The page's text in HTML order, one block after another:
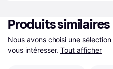
Produits similaires
Nous avons choisi une
vous intéresser. Tout afficher